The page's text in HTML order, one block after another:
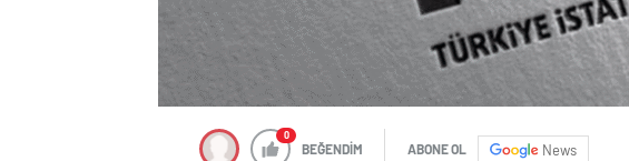
0
BEĞENDİM ABONE OL News